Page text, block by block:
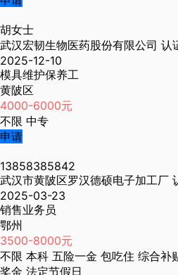
胡女士
武汉宏韧生物医药股份有限公司 认
2025-12-10
模具维护保养工
黄陂区
4000-6000元
不限 中专
申请
13858385842
武汉市黄陂区罗汉德硕电子加工厂
2025-03-23
销售业务员
鄂州
3500-8000元
不限 本科 五险一金 包吃住 综合补
奖金 法定节假日